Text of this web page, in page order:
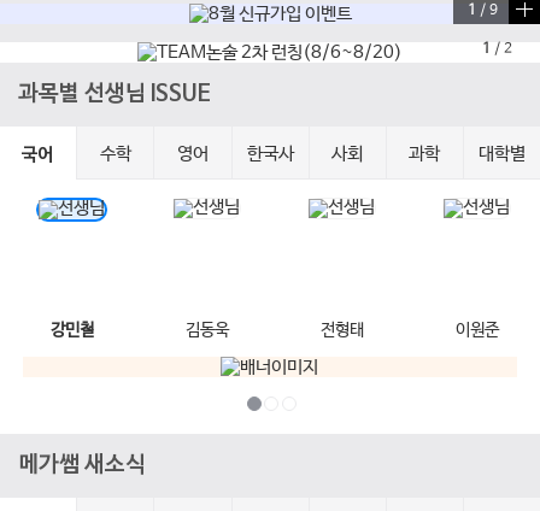
1 / 9
1 / 2
과목별 선생님 ISSUE
국어 수학 영어 한국사 사회 과학 대학별
강민철 김동욱 전형태 이원준
메가쌤 새소식